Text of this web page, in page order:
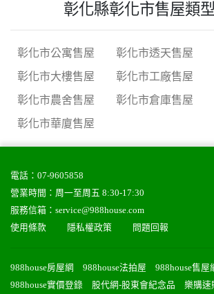
彰化縣彰化市售屋類
彰化市公寓售屋 彰化市透天售屋
彰化市大樓售屋
彰化市工廠售屋
彰化市農舍售屋
彰化市倉庫售屋
彰化市華廈售屋
電話： 07-9605858
營業時間：周一至周五 8:30-17:30
服務信箱： service@988house.com
使用條款
隱私權政策 問題回報
988house房屋網 988house法拍屋
988house售屋
988house實價登錄
股代網-股東會紀念品 樂購速